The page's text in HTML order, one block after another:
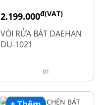
2.199.000đ(VAT)
2.900.000
VÒI RỬA BÁT DAEHAN
DU-1021
91